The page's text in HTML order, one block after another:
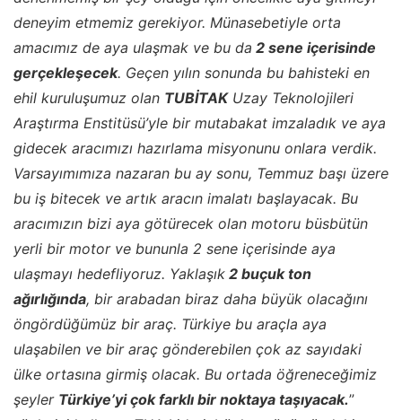
deneyim etmemiz gerekiyor. Münasebetiyle orta
amacımız de aya ulaşmak ve bu da 2 sene içerisinde
gerçekleşecek. Geçen yılın sonunda bu bahisteki en
ehil kuruluşumuz olan TUBİTAKUzay Teknolojileri
Araştırma Enstitüsü’yle bir mutabakat imzaladık ve aya
gidecek aracımızı hazırlama misyonunu onlara verdik.
Varsayımımıza nazaran bu ay sonu, Temmuz başı üzere
bu iş bitecek ve artık aracın imalatı başlayacak. Bu
aracımızın bizi aya götürecek olan motoru büsbütün
yerli bir motor ve bununla 2 sene içerisinde aya
ulaşmayı hedefliyoruz. Yaklaşık 2 buçuk ton
ağırlığında, bir arabadan biraz daha büyük olacağını
öngördüğümüz bir araç. Türkiye bu araçla aya
ulaşabilen ve bir araç gönderebilen çok az sayıdaki
ülke ortasına girmiş olacak. Bu ortada öğreneceğimiz
şeyler Türkiye’yi çok farklı bir noktaya taşıyacak.”